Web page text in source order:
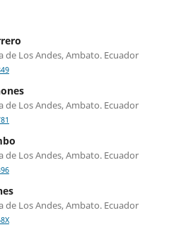
Los Andes, Ambato. Ecuador
Los Andes, Ambato. Ecuador
Los Andes, Ambato. Ecuador
Los Andes, Ambato. Ecuador